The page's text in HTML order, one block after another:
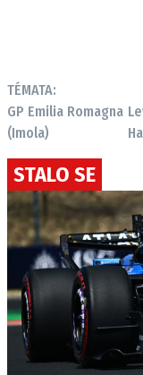
TÉMATA:
GP Emilia Romagna
(Imola)
STALO SE